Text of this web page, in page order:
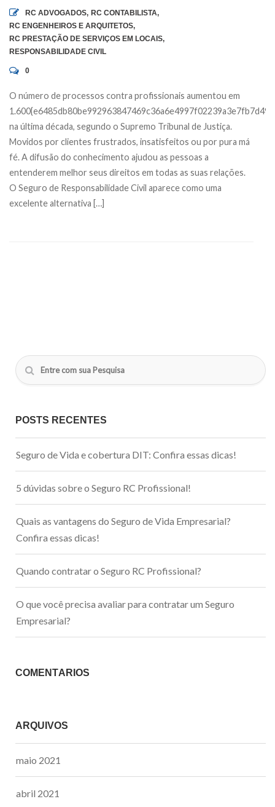
RC ADVOGADOS, RC CONTABILISTA,
RC ENGENHEIROS E ARQUITETOS,
RC PRESTAÇÃO DE SERVIÇOS EM LOCAIS,
RESPONSABILIDADE CIVIL
0
O número de processos contra profissionais aumentou em
na última década, segundo o Supremo Tribunal de Justiça.
Movidos por clientes frustrados, insatisfeitos ou por pura má
fé. A difusão do conhecimento ajudou as pessoas a
entenderem melhor seus direitos em todas as suas relações.
O Seguro de Responsabilidade Civil aparece como uma
excelente alternativa […]
POSTS RECENTES
Seguro de Vida e cobertura DIT: Confira essas dicas!
5 dúvidas sobre o Seguro RC Profissional!
Quais as vantagens do Seguro de Vida Empresarial?
Confira essas dicas!
Quando contratar o Seguro RC Profissional?
O que você precisa avaliar para contratar um Seguro
Empresarial?
COMENTÁRIOS
ARQUIVOS
maio 2021
abril 2021